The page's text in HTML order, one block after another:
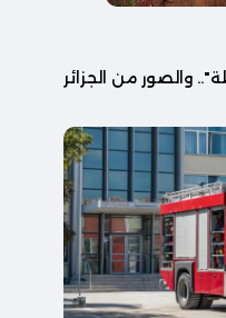
والصور من الجزائر